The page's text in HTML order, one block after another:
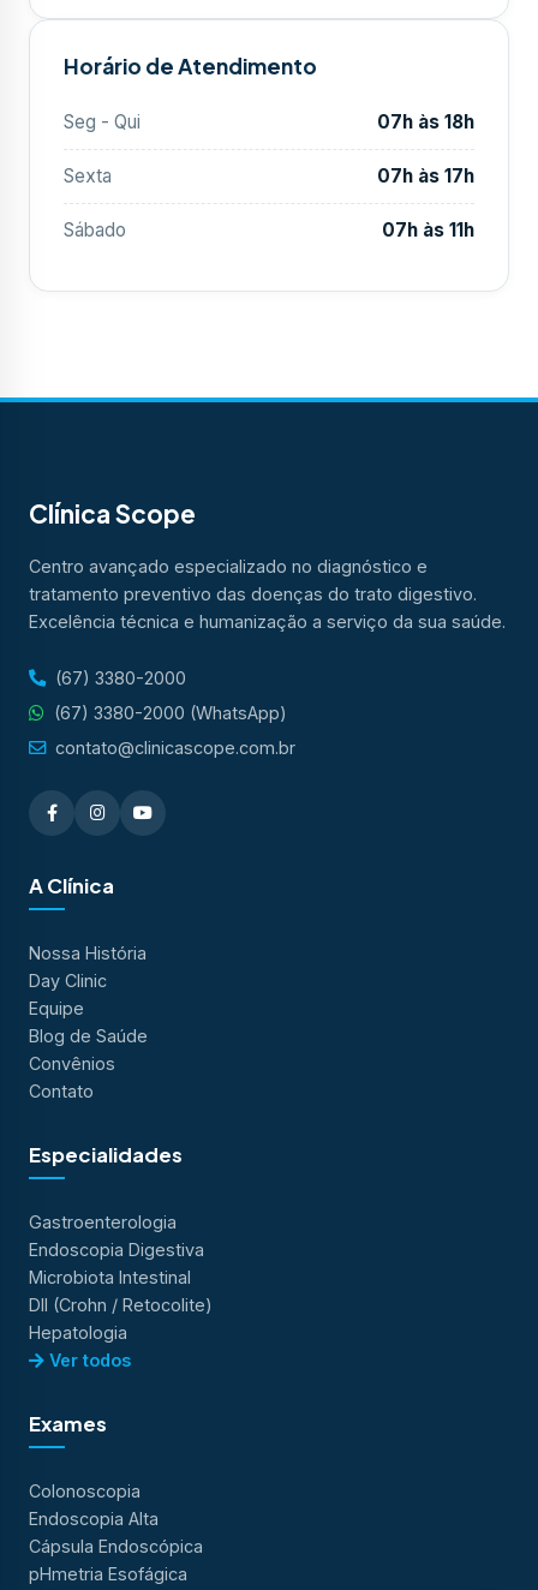
Horário de Atendimento
Seg - Qui 07h às 18h
Sexta 07h às 17h
Sábado 07h às 11h
Clínica Scope
Centro avançado especializado no diagnóstico e
tratamento preventivo das doenças do trato digestivo.
Excelência técnica e humanização a serviço da sua saúde.
(67) 3380-2000
(67) 3380-2000 (WhatsApp)
contato@clinicascope.com.br
A Clínica
Nossa História
Day Clinic
Equipe
Blog de Saúde
Convênios
Contato
Especialidades
Gastroenterologia
Endoscopia Digestiva
Microbiota Intestinal
DII (Crohn / Retocolite)
Hepatologia
Ver todos
Exames
Colonoscopia
Endoscopia Alta
Cápsula Endoscópica
pHmetria Esofágica